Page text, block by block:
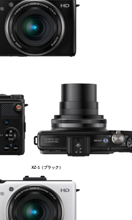
XZ-1（ブラック）